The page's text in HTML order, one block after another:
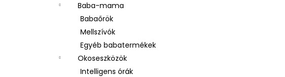
Baba-mama
Babaőrök
Mellszívók
Egyéb babatermékek
Okoseszközök
Intelligens órák